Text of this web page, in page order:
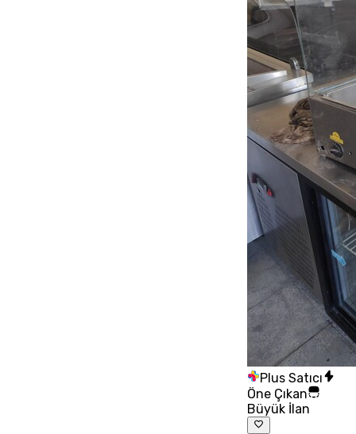
Plus Satıcı
Öne Çıkan
Büyük İlan